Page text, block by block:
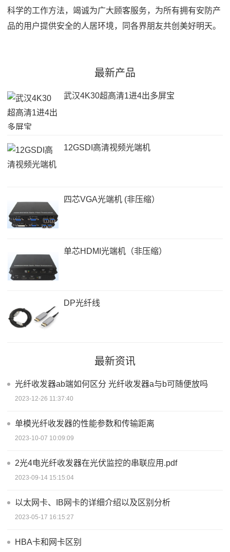
科学的工作方法，竭诚为广大顾客服务，为所有拥有安防产
品的用户提供安全的人居环境，同各界朋友共创美好明天。
最新产品
武汉4K30超高清1进4出多屏宝
12GSDI高清视频光端机
四芯VGA光端机 (非压缩）
单芯HDMI光端机（非压缩）
DP光纤线
最新资讯
光纤收发器ab端如何区分 光纤收发器a与b可随便放吗
2023-12-26 11:37:40
单模光纤收发器的性能参数和传输距离
2023-10-07 10:09:09
2光4电光纤收发器在光伏监控的串联应用.pdf
2023-09-14 15:15:04
以太网卡、IB网卡的详细介绍以及区别分析
2023-05-17 16:15:27
HBA卡和网卡区别